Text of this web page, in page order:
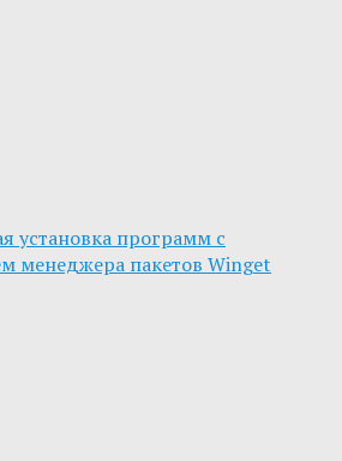
установка программ с
менеджера пакетов Winget